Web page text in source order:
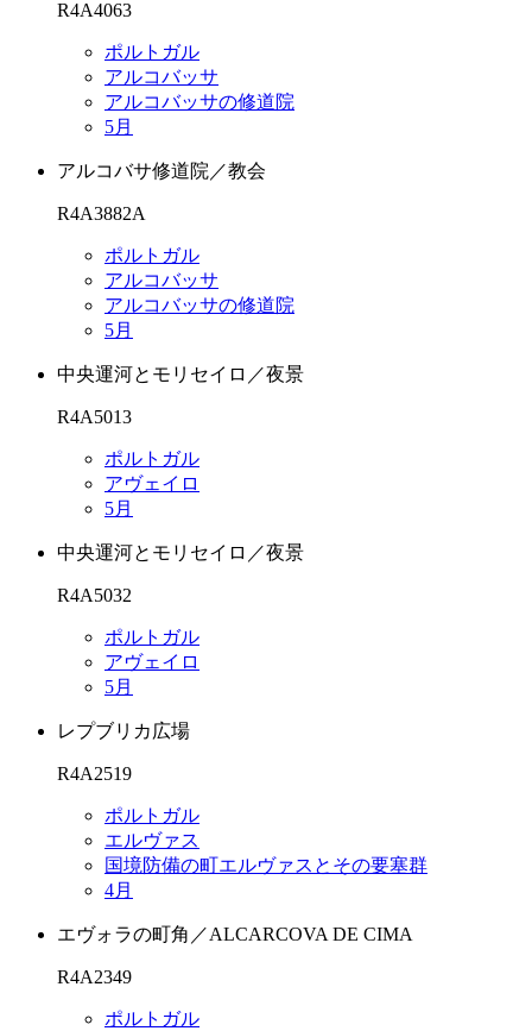
R4A4063
ポルトガル
アルコバッサ
アルコバッサの修道院
5月
アルコバサ修道院／教会
R4A3882A
ポルトガル
アルコバッサ
アルコバッサの修道院
5月
中央運河とモリセイロ／夜景
R4A5013
ポルトガル
アヴェイロ
5月
中央運河とモリセイロ／夜景
R4A5032
ポルトガル
アヴェイロ
5月
レプブリカ広場
R4A2519
ポルトガル
エルヴァス
国境防備の町エルヴァスとその要塞群
4月
エヴォラの町角／ALCARCOVA DE CIMA
R4A2349
ポルトガル